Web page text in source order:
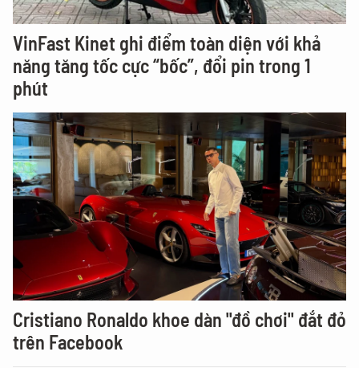
VinFast Kinet ghi điểm toàn diện với khả
năng tăng tốc cực “bốc”, đổi pin trong 1
phút
Cristiano Ronaldo khoe dàn "đồ chơi" đắt đỏ
trên Facebook